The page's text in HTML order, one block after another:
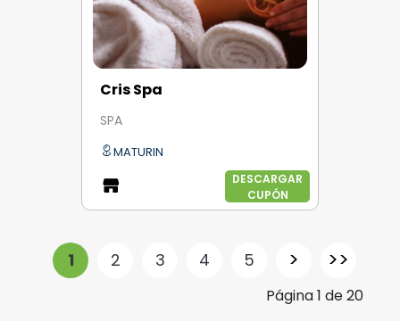
Cris Spa
SPA
MATURIN
DESCARGAR
CUPÓN
1 2 3 4 5 > >>
Página1 de20